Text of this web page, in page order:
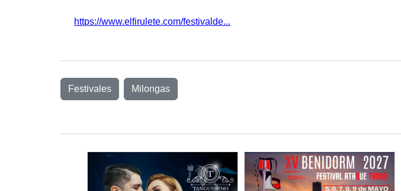
https://www.elfirulete.com/festivalde...
Festivales Milongas